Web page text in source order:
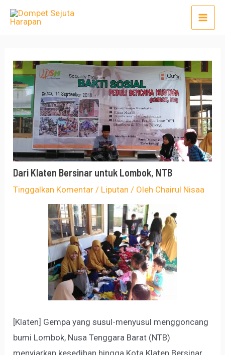
Lewati
Main
Dari Klaten Bersinar untuk Lombok, NTB
Tinggalkan Komentar / Liputan / Oleh Chairul Nisaa
[Klaten] Gempa yang susul-menyusul menggoncang
bumi Lombok, Nusa Tenggara Barat (NTB)
menyiarkan kesedihan hingga Kota Klaten Bersinar.
Post
navigation